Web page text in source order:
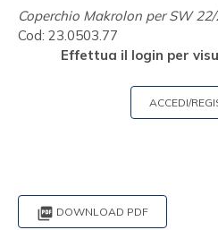
Coperchio Makrolon per SW 22/
Cod: 23.0503.77
Effettua il login per
ACCEDI/
 DOWNLOAD PDF